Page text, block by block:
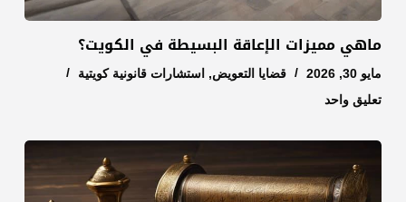
ماهي مميزات الإعاقة البسيطة في الكويت؟
مايو 30, 2026 قضايا التعويض, استشارات قانونية كويتية
تعليق واحد